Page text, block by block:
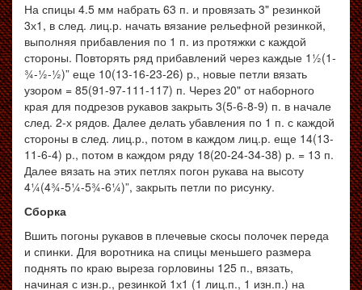
На спицы 4.5 мм набрать 63 п. и провязать 3" резинкой
3х1, в след. лиц.р. начать вязание рельефной резинкой,
выполняя прибавления по 1 п. из протяжки с каждой
стороны. Повторять ряд прибавлений через каждые 1½(1-
¾-½-½)” еще 10(13-16-23-26) р., новые петли вязать
узором = 85(91-97-111-117) п. Через 20" от наборного
края для подрезов рукавов закрыть 3(5-6-8-9) п. в начале
след. 2-х рядов. Далее делать убавления по 1 п. с каждой
стороны в след. лиц.р., потом в каждом лиц.р. еще 14(13-
11-6-4) р., потом в каждом ряду 18(20-24-34-38) р. = 13 п.
Далее вязать на этих петлях погон рукава на высоту
4¼(4¾-5¼-5¾-6¼)”, закрыть петли по рисунку.
Сборка
Вшить погоны рукавов в плечевые скосы полочек переда
и спинки. Для воротника на спицы меньшего размера
поднять по краю выреза горловины 125 п., вязать,
начиная с изн.р., резинкой 1х1 (1 лиц.п., 1 изн.п.) на